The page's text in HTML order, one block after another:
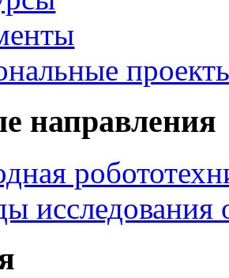
направления
исследования